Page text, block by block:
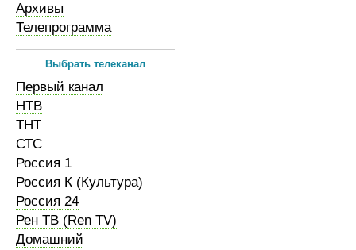
Архивы
Телепрограмма
Выбрать телеканал
Первый канал
НТВ
ТНТ
СТС
Россия 1
Россия К (Культура)
Россия 24
Рен ТВ (Ren TV)
Домашний